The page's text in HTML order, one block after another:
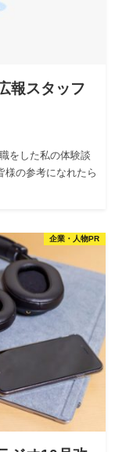
報スタッフ
をした私の体験談
様の参考になれたら
企業・人物PR